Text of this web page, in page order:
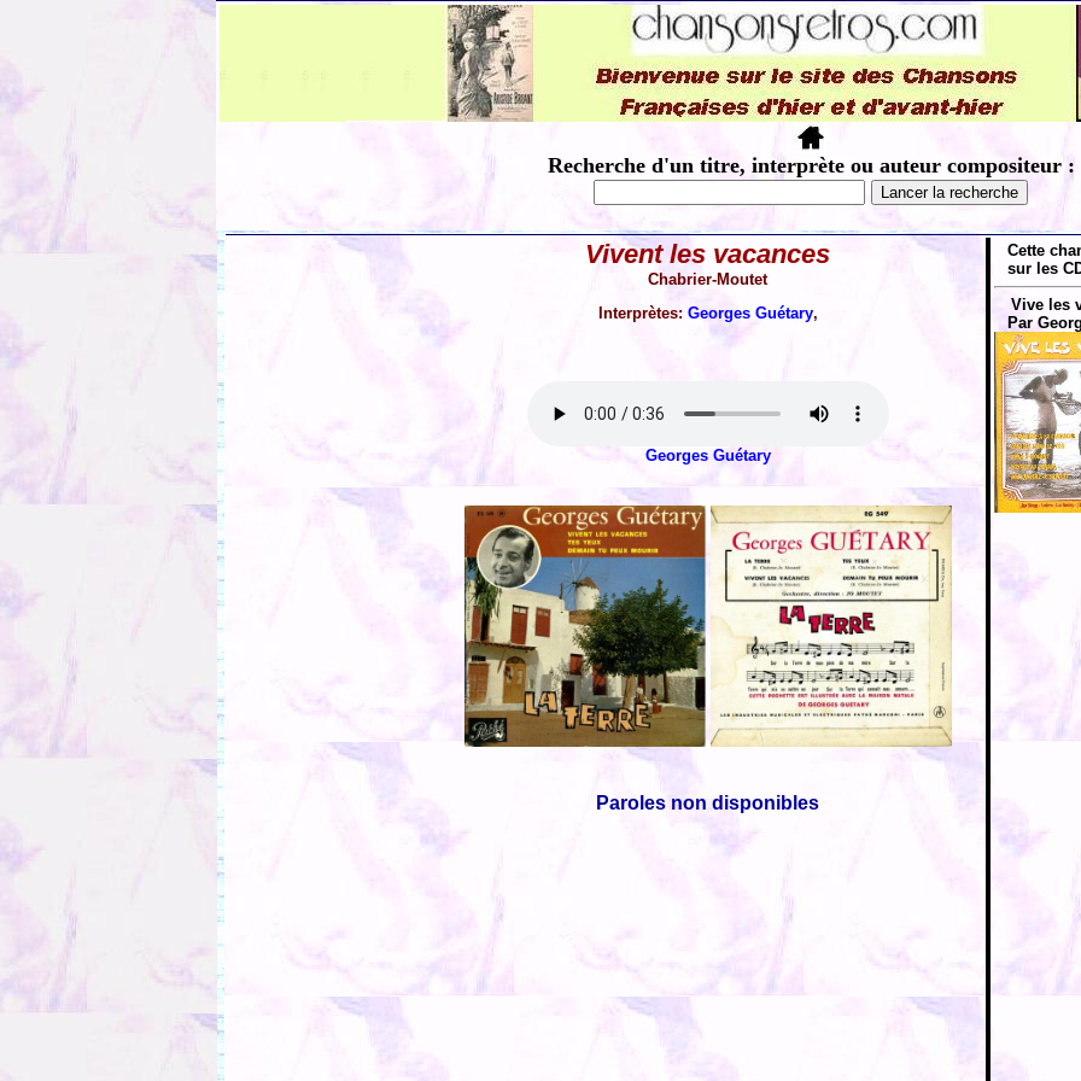
Recherche d'un titre, interprète ou auteur compositeur :
Vivent les vacances
Chabrier-Moutet
Interprètes: Georges Guétary,
Georges Guétary
Paroles non disponibles
Cette
sur les
Vive les
Par